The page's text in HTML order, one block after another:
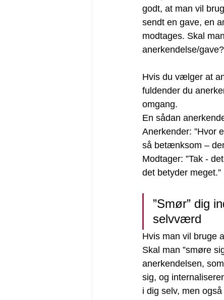
godt, at man vil
sendt en gave, en
modtages. Skal
anerkendelse/gave?
Hvis du vælger at
fuldender du
omgang.
En sådan
Anerkender: ”Hvor
så betænksom –
Modtager: ”Tak -
det betyder meget.”
”Smør” dig
selvværd
Hvis man vil bruge
Skal man ”smøre
anerkendelsen,
sig, og
i dig selv, men